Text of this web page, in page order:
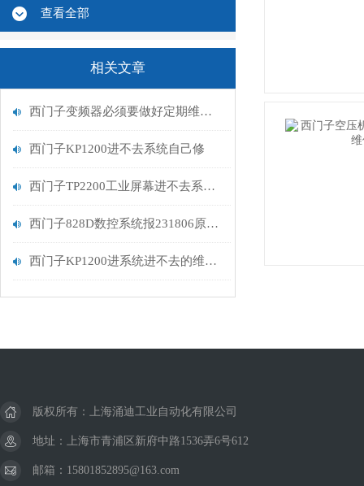
查看全部
相关文章
西门子变频器必须要做好定期维护保养
西门子KP1200进不去系统自己修
西门子TP2200工业屏幕进不去系统维修方法
西门子828D数控系统报231806原因分析
西门子KP1200进系统进不去的维修之路
版权所有：上海涌迪工业自动化有限公司
地址：上海市青浦区新府中路1536弄6号612
邮箱：15801852895@163.com